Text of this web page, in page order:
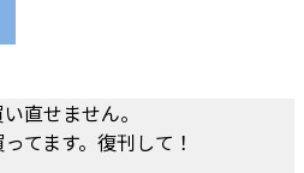
直せません。
てます。復刊して！